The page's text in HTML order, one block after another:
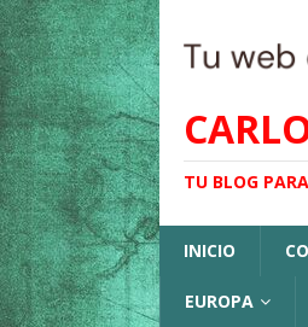
TU BLOG
INICIO
EUROPA